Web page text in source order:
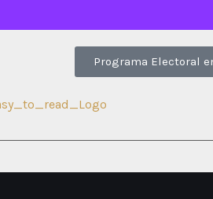
Programa Electoral